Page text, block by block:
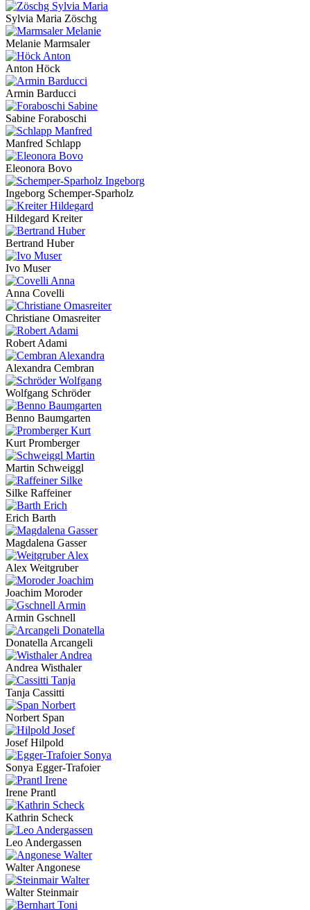
Sylvia Maria Zöschg
Melanie Marmsaler
Anton Höck
Armin Barducci
Sabine Foraboschi
Manfred Schlapp
Eleonora Bovo
Ingeborg Schemper-Sparholz
Hildegard Kreiter
Bertrand Huber
Ivo Muser
Anna Covelli
Christiane Omasreiter
Robert Adami
Alexandra Cembran
Wolfgang Schröder
Benno Baumgarten
Kurt Promberger
Martin Schweiggl
Silke Raffeiner
Erich Barth
Magdalena Gasser
Alex Weitgruber
Joachim Moroder
Armin Gschnell
Donatella Arcangeli
Andrea Wisthaler
Tanja Cassitti
Norbert Span
Josef Hilpold
Sonya Egger-Trafoier
Irene Prantl
Kathrin Scheck
Leo Andergassen
Walter Angonese
Walter Steinmair